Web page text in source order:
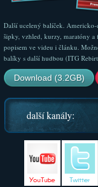
Další ucelený balíček.
šipky, vzhled, kurzy, maratóny a
popisem ve videu i článku.
balíky s další hudbou (ITG
Download (3.2GB)
další kanály: